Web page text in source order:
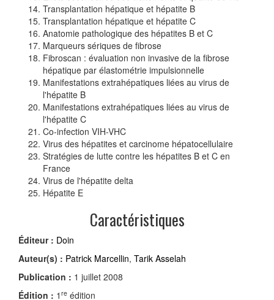
Transplantation hépatique et hépatite B
Transplantation hépatique et hépatite C
Anatomie pathologique des hépatites B et C
Marqueurs sériques de fibrose
Fibroscan : évaluation non invasive de la fibrose
hépatique par élastométrie impulsionnelle
Manifestations extrahépatiques liées au virus de
l'hépatite B
Manifestations extrahépatiques liées au virus de
l'hépatite C
Co-infection VIH-VHC
Virus des hépatites et carcinome hépatocellulaire
Stratégies de lutte contre les hépatites B et C en
France
Virus de l'hépatite delta
Hépatite E
Caractéristiques
Éditeur : Doin
Auteur(s) : Patrick Marcellin, Tarik Asselah
Publication : 1 juillet 2008
Édition : 1 re édition